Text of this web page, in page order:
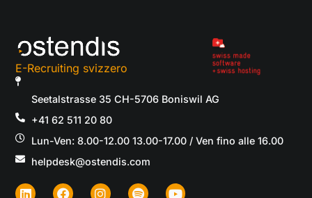
E-Recruiting svizzero
Seetalstrasse 35 CH-5706 Boniswil AG
+41 62 511 20 80
Lun-Ven: 8.00-12.00 13.00-17.00 / Ven fino alle 16.00
helpdesk@ostendis.com